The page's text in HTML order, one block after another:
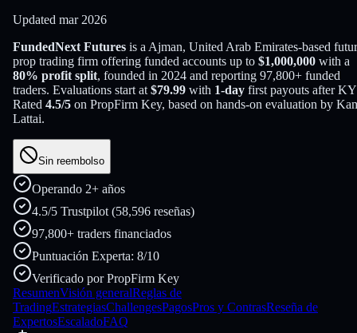
Updated mar 2026
FundedNext Futures is a Ajman, United Arab Emirates-based
prop trading firm offering funded accounts up to $1,000,000 with a
80% profit split, founded in 2024 and reporting 97,800+ funded
traders. Evaluations start at $79.99 with 1-day first payouts after
Rated 4.5/5 on PropFirm Key, based on hands-on evaluation by
Lattai.
Sin reembolso
Operando 2+ años
4.5/5 Trustpilot (58,596 reseñas)
97,800+ traders financiados
Puntuación Experta: 8/10
Verificado por PropFirm Key
ResumenVisión generalReglas de
TradingEstrategiasChallengesPagosPros y ContrasReseña de
ExpertosEscaladoFAQ